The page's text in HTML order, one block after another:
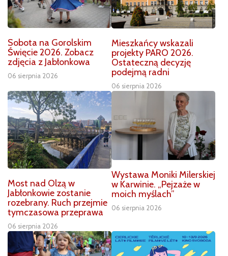
Sobota na Gorolskim
Święcie 2026. Zobacz
zdjęcia z Jabłonkowa
06 sierpnia 2026
Mieszkańcy wskazali
projekty PARO 2026.
Ostateczną decyzję
podejmą radni
06 sierpnia 2026
Most nad Olzą w
Jabłonkowie zostanie
rozebrany. Ruch przejmie
tymczasowa przeprawa
06 sierpnia 2026
Wystawa Moniki Milerskiej
w Karwinie. „Pejzaże w
moich myślach”
06 sierpnia 2026